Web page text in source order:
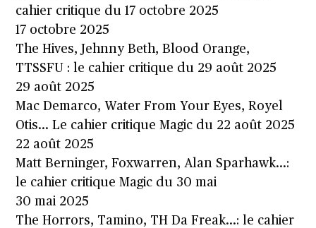
cahier critique du 17 octobre 2025
17 octobre 2025
The Hives, Jehnny Beth, Blood Orange,
TTSSFU : le cahier critique du 29 août 2025
29 août 2025
Mac Demarco, Water From Your Eyes, Royel
Otis… Le cahier critique Magic du 22 août 2025
22 août 2025
Matt Berninger, Foxwarren, Alan Sparhawk…:
le cahier critique Magic du 30 mai
30 mai 2025
The Horrors, Tamino, TH Da Freak…: le cahier